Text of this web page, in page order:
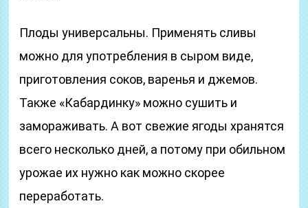
Плоды универсальны. Применять сливы
можно для употребления в сыром виде,
приготовления соков, варенья и джемов.
Также «Кабардинку» можно сушить и
замораживать. А вот свежие ягоды хранятся
всего несколько дней, а потому при обильном
урожае их нужно как можно скорее
переработать.